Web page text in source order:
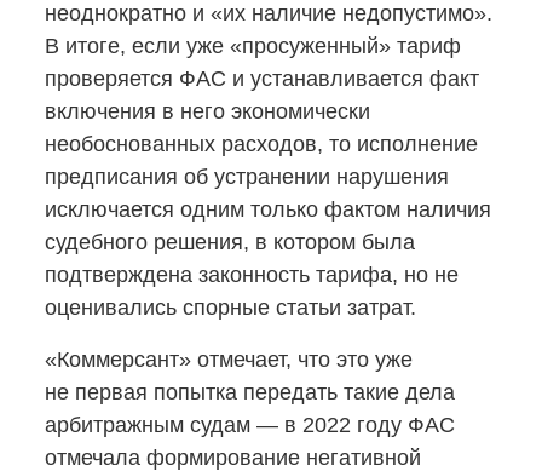
неоднократно и «их наличие недопустимо».
В итоге, если уже «просуженный» тариф
проверяется ФАС и устанавливается факт
включения в него экономически
необоснованных расходов, то исполнение
предписания об устранении нарушения
исключается одним только фактом наличия
судебного решения, в котором была
подтверждена законность тарифа, но не
оценивались спорные статьи затрат.
«Коммерсант» отмечает, что это уже
не первая попытка передать такие дела
арбитражным судам — в 2022 году ФАС
отмечала формирование негативной